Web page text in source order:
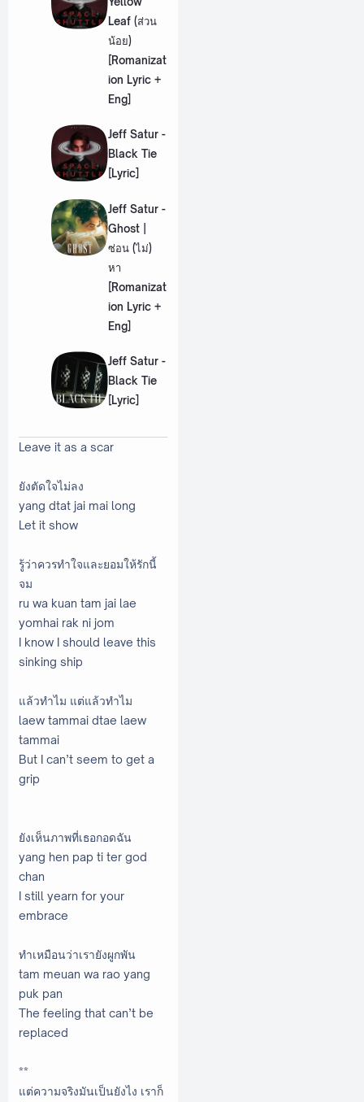
Leaf (ส่วน
น้อย)
[Romanizat
ion Lyric +
Eng]
Jeff Satur -
Black Tie
[Lyric]
Jeff Satur -
Ghost |
ซ่อน (ไม่)
หา
[Romanizat
ion Lyric +
Eng]
Jeff Satur -
Black Tie
[Lyric]
Leave it as a scar
ยังตัดใจไม่ลง
yang dtat jai mai long
Let it show
รู้ว่าควรทำใจและยอมให้รักนี้
จม
ru wa kuan tam jai lae
yomhai rak ni jom
I know I should leave this
sinking ship
แล้วทำไม แต่แล้วทำไม
laew tammai dtae laew
tammai
But I can’t seem to get a
grip
ยังเห็นภาพที่เธอกอดฉัน
yang hen pap ti ter god
chan
I still yearn for your
embrace
ทำเหมือนว่าเรายังผูกพัน
tam meuan wa rao yang
puk pan
The feeling that can’t be
replaced
**
แต่ความจริงมันเป็นยังไง เราก็